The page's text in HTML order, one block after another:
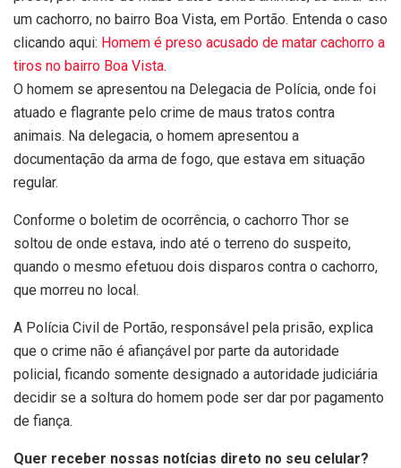
um cachorro, no bairro Boa Vista, em Portão. Entenda o caso
clicando aqui: Homem é preso acusado de matar cachorro a
tiros no bairro Boa Vista.
O homem se apresentou na Delegacia de Polícia, onde foi
atuado e flagrante pelo crime de maus tratos contra
animais. Na delegacia, o homem apresentou a
documentação da arma de fogo, que estava em situação
regular.
Conforme o boletim de ocorrência, o cachorro Thor se
soltou de onde estava, indo até o terreno do suspeito,
quando o mesmo efetuou dois disparos contra o cachorro,
que morreu no local.
A Polícia Civil de Portão, responsável pela prisão, explica
que o crime não é afiançável por parte da autoridade
policial, ficando somente designado a autoridade judiciária
decidir se a soltura do homem pode ser dar por pagamento
de fiança.
Quer receber nossas notícias direto no seu celular?